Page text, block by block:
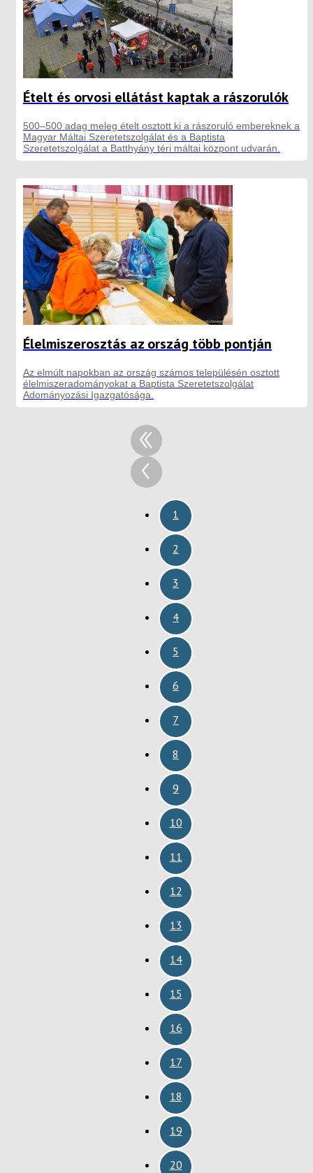
Ételt és orvosi ellátást kaptak a rászorulók
500–500 adag meleg ételt osztott ki a rászoruló embereknek a
Magyar Máltai Szeretetszolgálat és a Baptista
Szeretetszolgálat a Batthyány téri máltai központ udvarán.
Élelmiszerosztás az ország több pontján
Az elmúlt napokban az ország számos településén osztott
élelmiszeradományokat a Baptista Szeretetszolgálat
Adományozási Igazgatósága.
1
2
3
4
5
6
7
8
9
10
11
12
13
14
15
16
17
18
19
20